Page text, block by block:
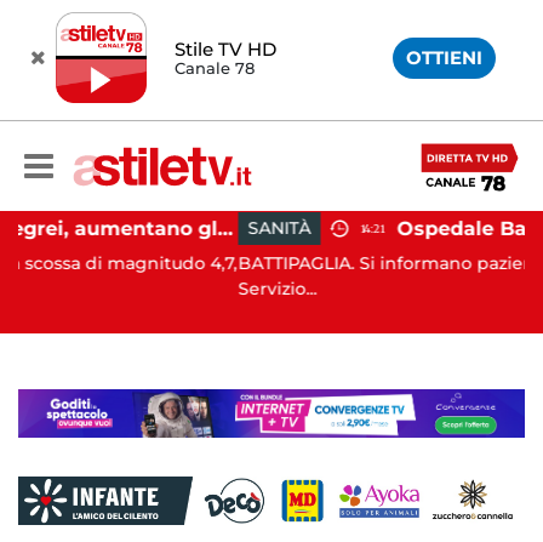
Stile TV HD
Canale 78 OTTIENI
Campi Flegrei, aumentano gli sfollati e infuria lo scontro politico
4,7,
SANITÀ 14:21
BATTIPAGLIA. Si informano pazienti e donatori